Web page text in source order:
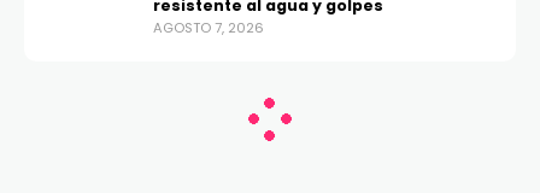
resistente al agua y golpes
AGOSTO 7, 2026